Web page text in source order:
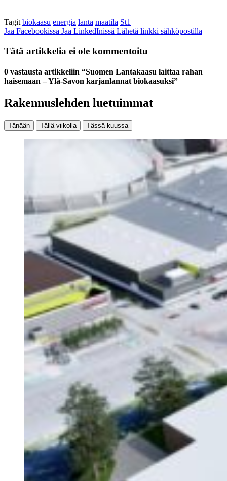
Tagit biokaasu energia lanta maatila St1
Jaa Facebookissa Jaa LinkedInissä Lähetä linkki sähköpostilla
Tätä artikkelia ei ole kommentoitu
0 vastausta artikkeliin “Suomen Lantakaasu laittaa rahan
haisemaan – Ylä-Savon karjanlannat biokaasuksi”
Rakennuslehden luetuimmat
Tänään Tällä viikolla Tässä kuussa